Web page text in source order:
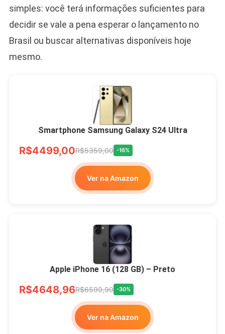
simples: você terá informações suficientes para
decidir se vale a pena esperar o lançamento no
Brasil ou buscar alternativas disponíveis hoje
mesmo.
Smartphone Samsung Galaxy S24 Ultra
R$4499,00R$5359,00 -16%
Ver na Amazon
Apple iPhone 16 (128 GB) – Preto
R$4648,96R$6599,90 -30%
Ver na Amazon